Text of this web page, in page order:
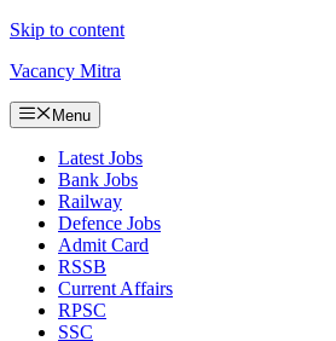
Skip to content
Vacancy Mitra
Menu
Latest Jobs
Bank Jobs
Railway
Defence Jobs
Admit Card
RSSB
Current Affairs
RPSC
SSC